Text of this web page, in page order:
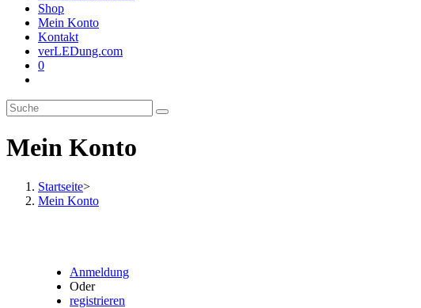
Shop
Mein Konto
Kontakt
verLEDung.com
0
search
Mein Konto
Startseite>
Mein Konto
Anmeldung
Oder
registrieren